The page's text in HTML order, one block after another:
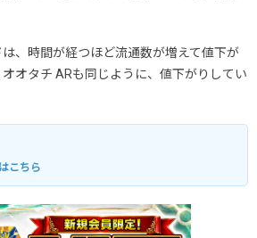
、時間が経つほど流通数が増えて値下が
オタチ ARも同じように、値下がりしてい
こちら